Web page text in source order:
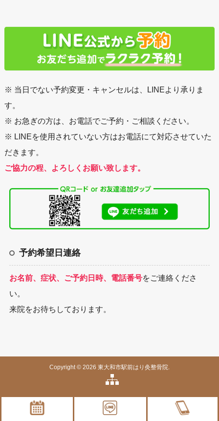
※ 当日でない予約変更・キャンセルは、LINEより承りま
す。
※ お急ぎの方は、お電話でご予約・ご相談ください。
※ LINEを使用されていない方はお電話にて対応させていた
だきます。
ご協力の程、よろしくお願い致します。
予約希望日連絡
お名前、症状、ご予約日時、電話番号をご連絡くださ
い。
来院をお待ちしております。
Copyright © 2026 東大和市駅前はり灸整骨院.